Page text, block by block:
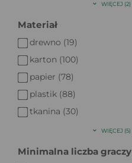
WIĘCEJ (2)
Materiał
drewno (19)
karton (100)
papier (78)
plastik (88)
tkanina (30)
WIĘCEJ (5)
Minimalna liczba graczy